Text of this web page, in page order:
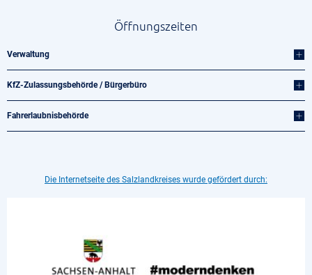
Öffnungszeiten
Verwaltung
KfZ-Zulassungsbehörde / Bürgerbüro
Fahrerlaubnisbehörde
Die Internetseite des Salzlandkreises wurde gefördert durch: